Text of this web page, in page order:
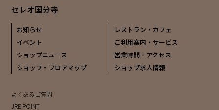
セレオ国分寺
お知らせ
イベント
ショップニュース
ショップ・フロアマップ
レストラン・カフェ
ご利用案内・サービス
営業時間・アクセス
ショップ求人情報
よくあるご質問
JRE POINT